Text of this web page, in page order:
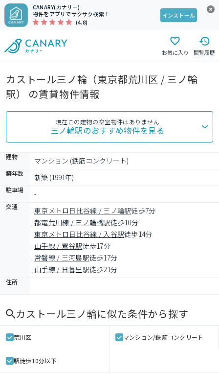
CANARY(カナリー)
物件をアプリでサクサク検索！
(4.8)
インストール
お気に入り 閲覧履歴
カストール三ノ輪（東京都荒川区 / 三ノ輪
駅） の賃貸物件情報
現在この建物の空室物件はありません
三ノ輪駅のおすすめ物件を見る
建物 マンション (鉄筋コンクリート)
築年数 新築 (1991年)
駐車場 -
交通 東京メトロ日比谷線 / 三ノ輪駅徒歩7分
都電荒川線 / 三ノ輪橋駅徒歩10分
東京メトロ日比谷線 / 入谷駅徒歩14分
山手線 / 鶯谷駅徒歩17分
常磐線 / 三河島駅徒歩17分
山手線 / 日暮里駅徒歩21分
住所
カストール三ノ輪に似た条件から探す
荒川区 マンション/鉄筋コンクリート
駅徒歩10分以下